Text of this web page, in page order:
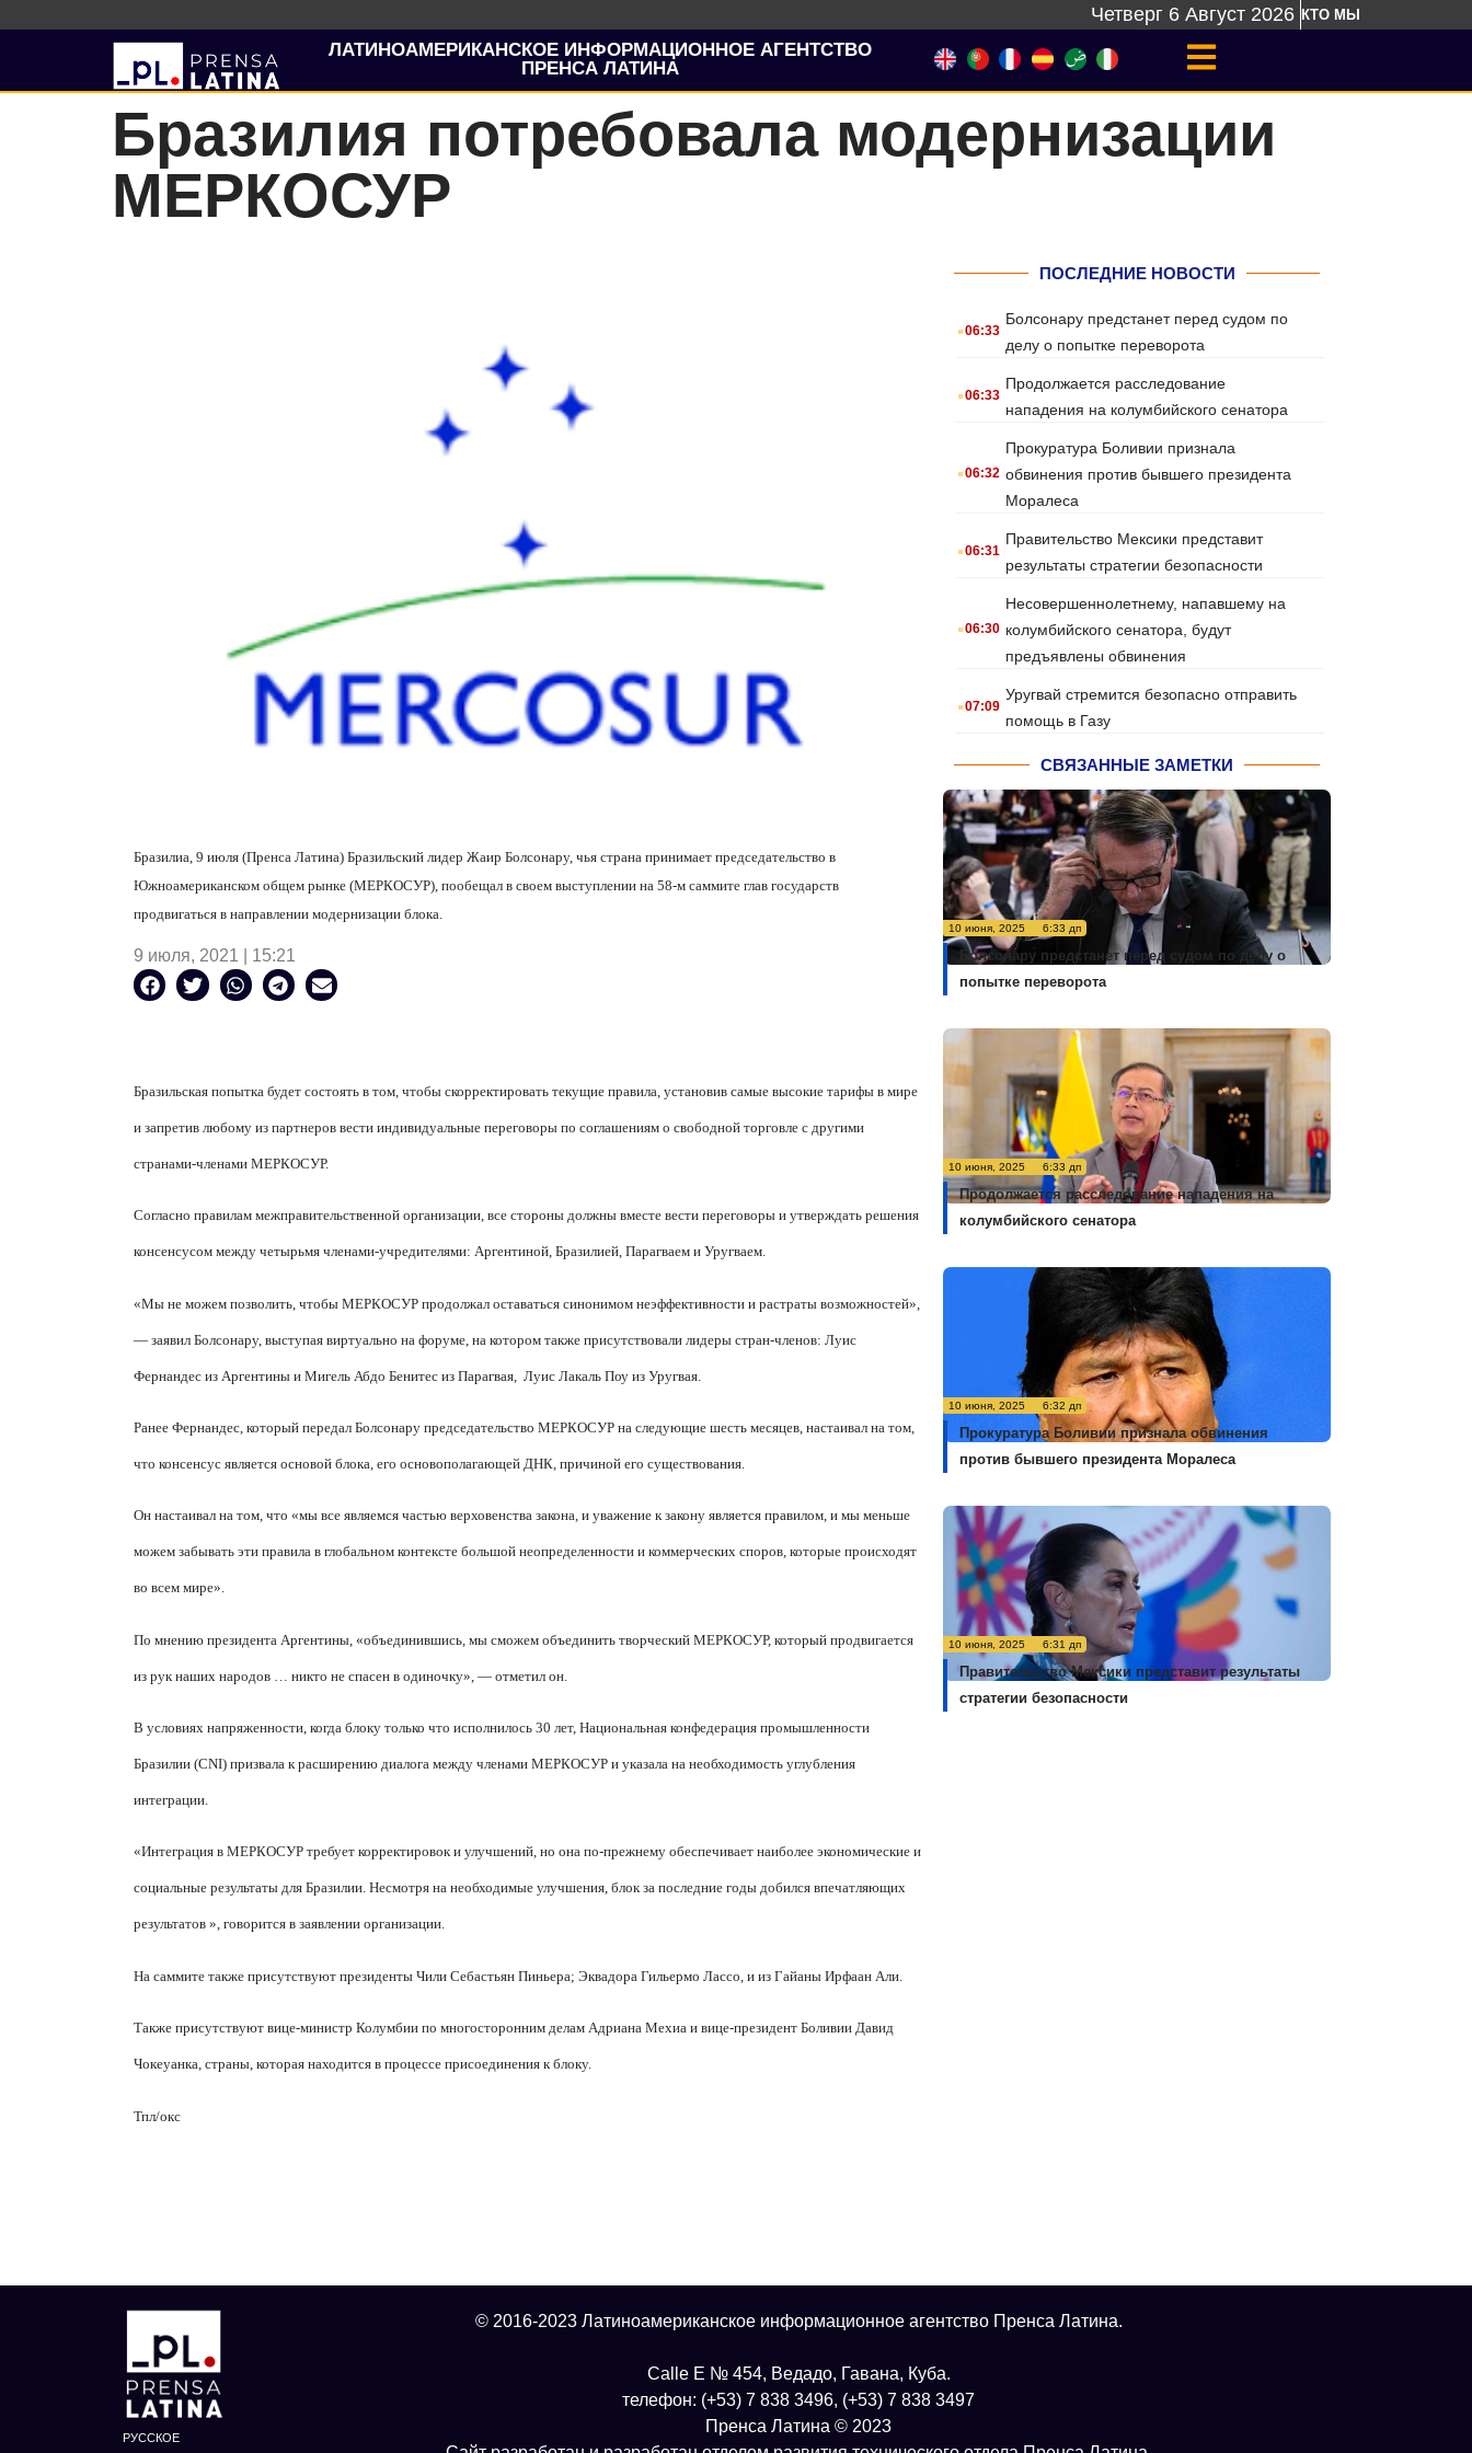
Четверг 6 Август 2026 КТО МЫ
ЛАТИНОАМЕРИКАНСКОЕ ИНФОРМАЦИОННОЕ АГЕНТСТВО
ПРЕНСА ЛАТИНА
Бразилия потребовала модернизации
МЕРКОСУР
Бразилиа, 9 июля (Пренса Латина) Бразильский лидер Жаир Болсонару, чья страна принимает председательство в
Южноамериканском общем рынке (МЕРКОСУР), пообещал в своем выступлении на 58-м саммите глав государств
продвигаться в направлении модернизации блока.
9 июля, 2021 | 15:21
Бразильская попытка будет состоять в том, чтобы скорректировать текущие правила, установив самые высокие тарифы в мире
и запретив любому из партнеров вести индивидуальные переговоры по соглашениям о свободной торговле с другими
странами-членами МЕРКОСУР.
Согласно правилам межправительственной организации, все стороны должны вместе вести переговоры и утверждать решения
консенсусом между четырьмя членами-учредителями: Аргентиной, Бразилией, Парагваем и Уругваем.
«Мы не можем позволить, чтобы МЕРКОСУР продолжал оставаться синонимом неэффективности и растраты возможностей»,
— заявил Болсонару, выступая виртуально на форуме, на котором также присутствовали лидеры стран-членов: Луис
Фернандес из Аргентины и Мигель Абдо Бенитес из Парагвая, Луис Лакаль Поу из Уругвая.
Ранее Фернандес, который передал Болсонару председательство МЕРКОСУР на следующие шесть месяцев, настаивал на том,
что консенсус является основой блока, его основополагающей ДНК, причиной его существования.
Он настаивал на том, что «мы все являемся частью верховенства закона, и уважение к закону является правилом, и мы меньше
можем забывать эти правила в глобальном контексте большой неопределенности и коммерческих споров, которые происходят
во всем мире».
По мнению президента Аргентины, «объединившись, мы сможем объединить творческий МЕРКОСУР, который продвигается
из рук наших народов … никто не спасен в одиночку», — отметил он.
В условиях напряженности, когда блоку только что исполнилось 30 лет, Национальная конфедерация промышленности
Бразилии (CNI) призвала к расширению диалога между членами МЕРКОСУР и указала на необходимость углубления
интеграции.
«Интеграция в МЕРКОСУР требует корректировок и улучшений, но она по-прежнему обеспечивает наиболее экономические и
социальные результаты для Бразилии. Несмотря на необходимые улучшения, блок за последние годы добился впечатляющих
результатов », говорится в заявлении организации.
На саммите также присутствуют президенты Чили Себастьян Пиньера; Эквадора Гильермо Лассо, и из Гайаны Ирфаан Али.
Также присутствуют вице-министр Колумбии по многосторонним делам Адриана Мехиа и вице-президент Боливии Давид
Чокеуанка, страны, которая находится в процессе присоединения к блоку.
Тпл/окс
ПОСЛЕДНИЕ НОВОСТИ
.06:33
Болсонару предстанет перед судом по
делу о попытке переворота
.06:33
Продолжается расследование
нападения на колумбийского сенатора
.06:32
Прокуратура Боливии признала
обвинения против бывшего президента
Моралеса
.06:31
Правительство Мексики представит
результаты стратегии безопасности
.06:30
Несовершеннолетнему, напавшему на
колумбийского сенатора, будут
предъявлены обвинения
.07:09
Уругвай стремится безопасно отправить
помощь в Газу
СВЯЗАННЫЕ ЗАМЕТКИ
10 июня, 2025 6:33 дп
Болсонару предстанет перед судом по делу о
попытке переворота
10 июня, 2025 6:33 дп
Продолжается расследование нападения на
колумбийского сенатора
10 июня, 2025 6:32 дп
Прокуратура Боливии признала обвинения
против бывшего президента Моралеса
10 июня, 2025 6:31 дп
Правительство Мексики представит результаты
стратегии безопасности
РУССКОЕ
© 2016-2023 Латиноамериканское информационное агентство Пренса Латина.
Calle E № 454, Ведадо, Гавана, Куба.
телефон: (+53) 7 838 3496, (+53) 7 838 3497
Пренса Латина © 2023